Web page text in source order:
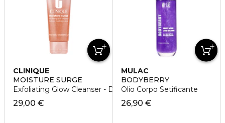
CLINIQUE
MOISTURE SURGE
Exfoliating Glow Cleanser - Detergente Esfoliante
29,00 €
MULAC
BODYBERRY
Olio Corpo Setificante
26,90 €